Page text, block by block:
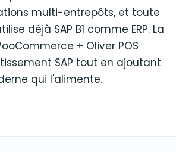
multi-entrepôts, et toute
déjà SAP B1 comme ERP. La
+ Oliver POS
SAP tout en ajoutant
qui l'alimente.